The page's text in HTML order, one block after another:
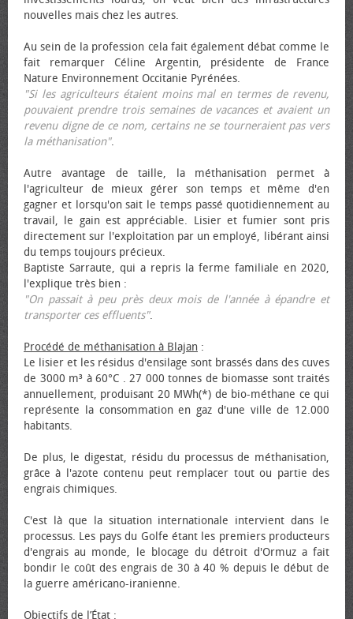
nouvelles mais chez les autres.
Au sein de la profession cela fait également débat comme le
fait remarquer Céline Argentin, présidente de France
Nature Environnement Occitanie Pyrénées.
"Si les agriculteurs étaient moins mal en termes de revenu,
pouvaient prendre trois semaines de vacances et avaient un
revenu digne de ce nom, certains ne se tourneraient pas vers
la méthanisation".
Autre avantage de taille, la méthanisation permet à
l'agriculteur de mieux gérer son temps et même d'en
gagner et lorsqu'on sait le temps passé quotidiennement au
travail, le gain est appréciable. Lisier et fumier sont pris
directement sur l'exploitation par un employé, libérant ainsi
du temps toujours précieux.
Baptiste Sarraute, qui a repris la ferme familiale en 2020,
l'explique très bien :
"On passait à peu près deux mois de l'année à épandre et
transporter ces effluents".
Procédé de méthanisation à Blajan :
Le lisier et les résidus d'ensilage sont brassés dans des cuves
de 3000 m³ à 60°C . 27 000 tonnes de biomasse sont traités
annuellement, produisant 20 MWh(*) de bio-méthane ce qui
représente la consommation en gaz d'une ville de 12.000
habitants.
De plus, le digestat, résidu du processus de méthanisation,
grâce à l'azote contenu peut remplacer tout ou partie des
engrais chimiques.
C'est là que la situation internationale intervient dans le
processus. Les pays du Golfe étant les premiers producteurs
d'engrais au monde, le blocage du détroit d'Ormuz a fait
bondir le coût des engrais de 30 à 40 % depuis le début de
la guerre américano-iranienne.
Objectifs de l’État :